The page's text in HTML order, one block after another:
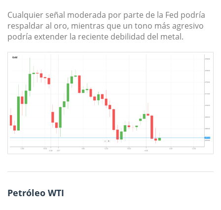
Cualquier señal moderada por parte de la Fed podría
respaldar al oro, mientras que un tono más agresivo
podría extender la reciente debilidad del metal.
Petróleo WTI